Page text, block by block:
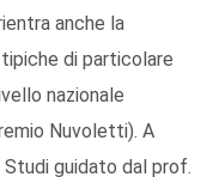
anche la
di particolare
nazionale
Nuvoletti). A
guidato dal prof.